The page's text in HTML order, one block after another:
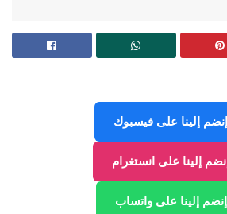
إنضم إلينا على فيسبوك
إنضم إلينا على انستغرام
إنضم إلينا على واتساب